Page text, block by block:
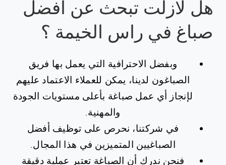
هل لازلت تبحث عن افضل
صباغ في راس الخيمة ؟
وبفضل الاحترافية التي يعمل بها فريق
الصباغون لدينا، يمكن للعملاء الاعتماد عليهم
لإنجاز أي عمل صباغة بأعلى مستويات الجودة
والمهنية.
في شركتنا، نحرص على توظيف أفضل
الصباغيين المتميزين في هذا المجال.
فنحن ندرك أن الصباغة تعتبر عملية دقيقة